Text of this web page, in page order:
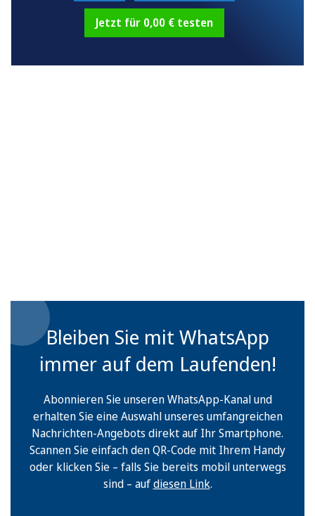
Jetzt für 0,00 € testen
Bleiben Sie mit WhatsApp
immer auf dem Laufenden!
Abonnieren Sie unseren WhatsApp-Kanal und
erhalten Sie eine Auswahl unseres umfangreichen
Nachrichten-Angebots direkt auf Ihr Smartphone.
Scannen Sie einfach den QR-Code mit Ihrem Handy
oder klicken Sie – falls Sie bereits mobil unterwegs
sind – aufdiesen Link.